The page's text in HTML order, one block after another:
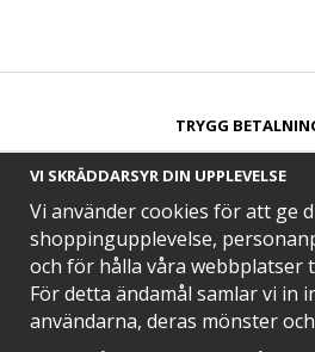
TRYGG
SNABB
VI SKRÄDDARSYR DIN UPPLEVELSE
Vi använder cookies för att ge
shoppingupplevelse,
och för hålla våra webbplatser
För detta ändamål samlar vi in
användarna, deras mönster